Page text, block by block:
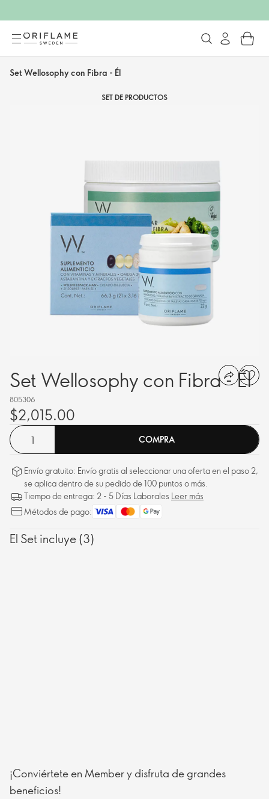
Set Wellosophy con Fibra - Él
SET DE PRODUCTOS
Set Wellosophy con Fibra - Él
805306
$2,015.00
COMPRA
Envío gratuito: Envío gratis al seleccionar una oferta en el paso 2,
se aplica dentro de su pedido de 100 puntos o más.
Tiempo de entrega: 2 - 5 Días Laborales Leer más
Métodos de pago:
El Set incluye (3)
¡Conviértete en Member y disfruta de grandes
beneficios!